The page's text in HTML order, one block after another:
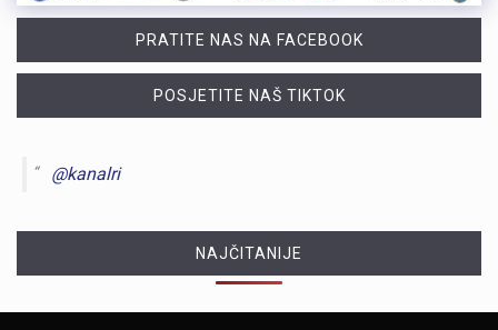
PRATITE NAS NA FACEBOOK
POSJETITE NAŠ TIKTOK
@kanalri
NAJČITANIJE